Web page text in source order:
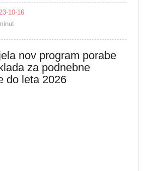
10-16
nov program porabe
za podnebne
do leta 2026